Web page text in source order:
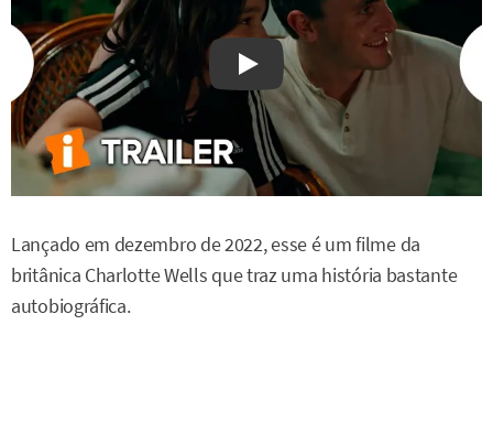
Watch on YouTube
Lançado em dezembro de 2022, esse é um filme da
britânica Charlotte Wells que traz uma história bastante
autobiográfica.